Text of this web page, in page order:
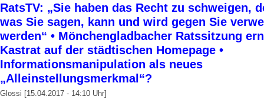
RatsTV: „Sie haben das Recht zu schweigen,
was Sie sagen, kann und wird gegen Sie
werden“ • Mönchengladbacher Ratssitzung
Kastrat auf der städtischen Homepage •
Informationsmanipulation als neues
„Alleinstellungsmerkmal“?
Glossi [15.04.2017 - 14:10 Uhr]